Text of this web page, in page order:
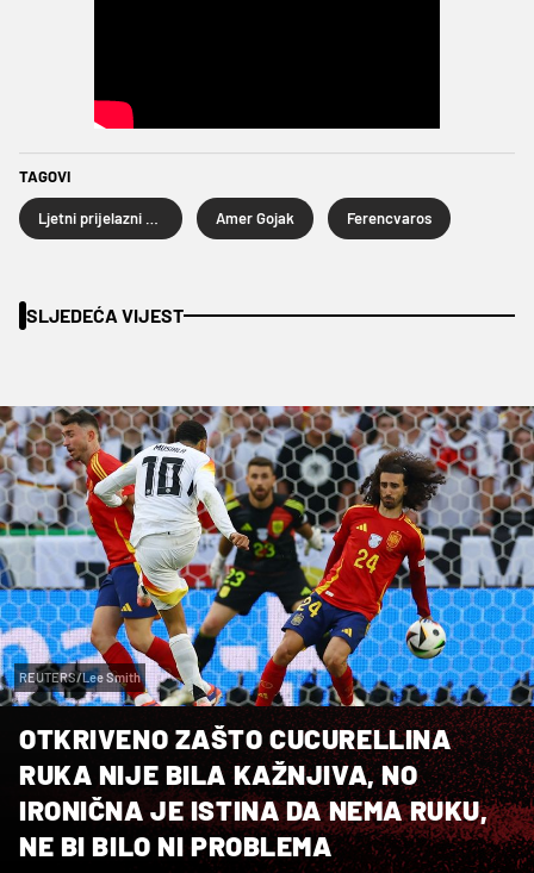
TAGOVI
Amer Gojak Ferencvaros
SLJEDEĆA VIJEST
REUTERS/Lee Smith
OTKRIVENO ZAŠTO CUCURELLINA
RUKA NIJE BILA KAŽNJIVA, NO
IRONIČNA JE ISTINA DA NEMA RUKU,
NE BI BILO NI PROBLEMA